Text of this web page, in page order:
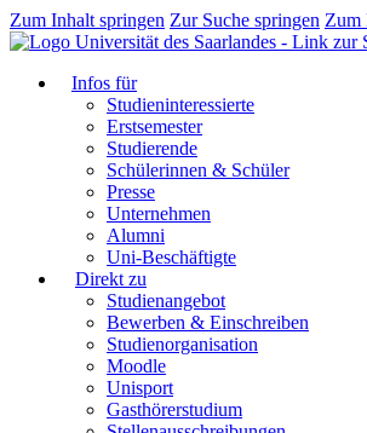
Zum Inhalt springen Zur Suche springen Zum
Infos für
Studieninteressierte
Erstsemester
Studierende
Schülerinnen & Schüler
Presse
Unternehmen
Alumni
Uni-Beschäftigte
Direkt zu
Studienangebot
Bewerben & Einschreiben
Studienorganisation
Moodle
Unisport
Gasthörerstudium